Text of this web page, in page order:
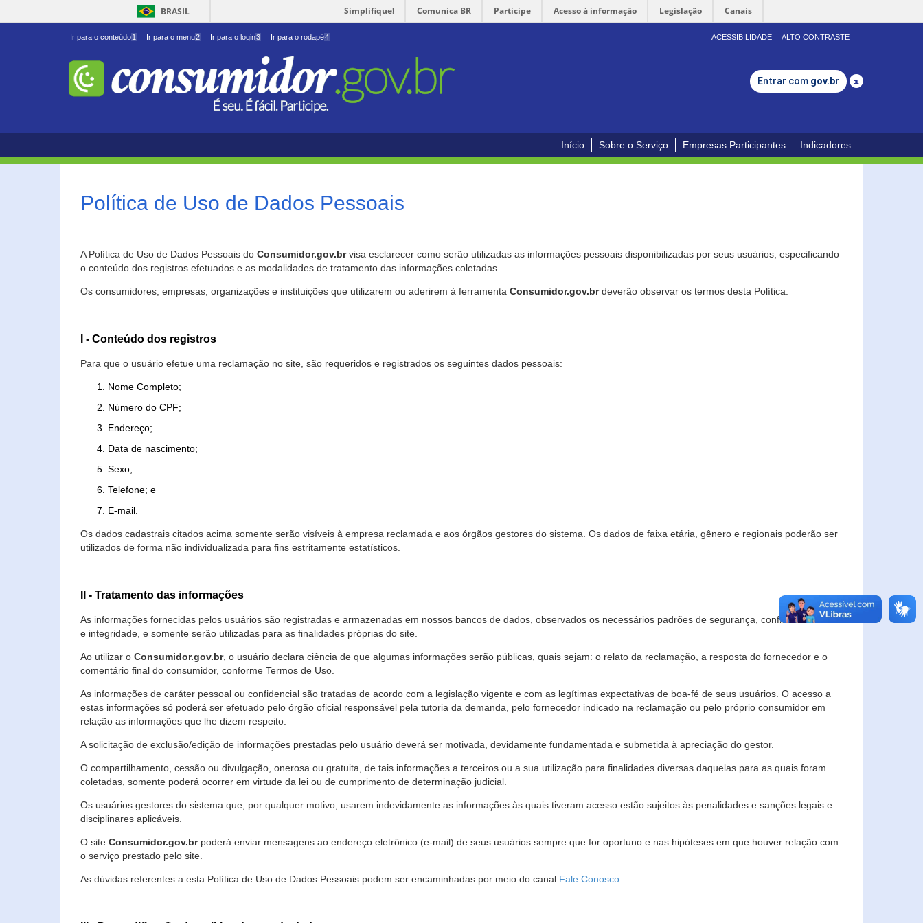
BRASIL Simplifique! Comunica BR Participe Acesso à informação Legislação Canais
Ir para o conteúdo1 Ir para o menu2 Ir para o login3 Ir para o rodapé4 ACESSIBILIDADE ALTO CONTRASTE
Entrar com gov.br
Início Sobre o Serviço Empresas Participantes Indicadores
Política de Uso de Dados Pessoais
A Política de Uso de Dados Pessoais do Consumidor.gov.brvisa esclarecer como serão utilizadas as informações pessoais disponibilizadas por seus usuários, especificando
o conteúdo dos registros efetuados e as modalidades de tratamento das informações coletadas.
Os consumidores, empresas, organizações e instituições que utilizarem ou aderirem à ferramenta Consumidor.gov.brdeverão observar os termos desta Política.
I - Conteúdo dos registros
Para que o usuário efetue uma reclamação no site, são requeridos e registrados os seguintes dados pessoais:
Nome Completo;
Número do CPF;
Endereço;
Data de nascimento;
Sexo;
Telefone; e
E-mail.
Os dados cadastrais citados acima somente serão visíveis à empresa reclamada e aos órgãos gestores do sistema. Os dados de faixa etária, gênero e regionais poderão ser
utilizados de forma não individualizada para fins estritamente estatísticos.
II - Tratamento das informações
As informações fornecidas pelos usuários são registradas e armazenadas em nossos bancos de dados, observados os necessários padrões de segurança, confidencialidade
e integridade, e somente serão utilizadas para as finalidades próprias do site.
Ao utilizar o Consumidor.gov.br, o usuário declara ciência de que algumas informações serão públicas, quais sejam: o relato da reclamação, a resposta do fornecedor e o
comentário final do consumidor, conforme Termos de Uso.
As informações de caráter pessoal ou confidencial são tratadas de acordo com a legislação vigente e com as legítimas expectativas de boa-fé de seus usuários. O acesso a
estas informações só poderá ser efetuado pelo órgão oficial responsável pela tutoria da demanda, pelo fornecedor indicado na reclamação ou pelo próprio consumidor em
relação as informações que lhe dizem respeito.
A solicitação de exclusão/edição de informações prestadas pelo usuário deverá ser motivada, devidamente fundamentada e submetida à apreciação do gestor.
O compartilhamento, cessão ou divulgação, onerosa ou gratuita, de tais informações a terceiros ou a sua utilização para finalidades diversas daquelas para as quais foram
coletadas, somente poderá ocorrer em virtude da lei ou de cumprimento de determinação judicial.
Os usuários gestores do sistema que, por qualquer motivo, usarem indevidamente as informações às quais tiveram acesso estão sujeitos às penalidades e sanções legais e
disciplinares aplicáveis.
O site Consumidor.gov.brpoderá enviar mensagens ao endereço eletrônico (e-mail) de seus usuários sempre que for oportuno e nas hipóteses em que houver relação com
o serviço prestado pelo site.
As dúvidas referentes a esta Política de Uso de Dados Pessoais podem ser encaminhadas por meio do canal Fale Conosco